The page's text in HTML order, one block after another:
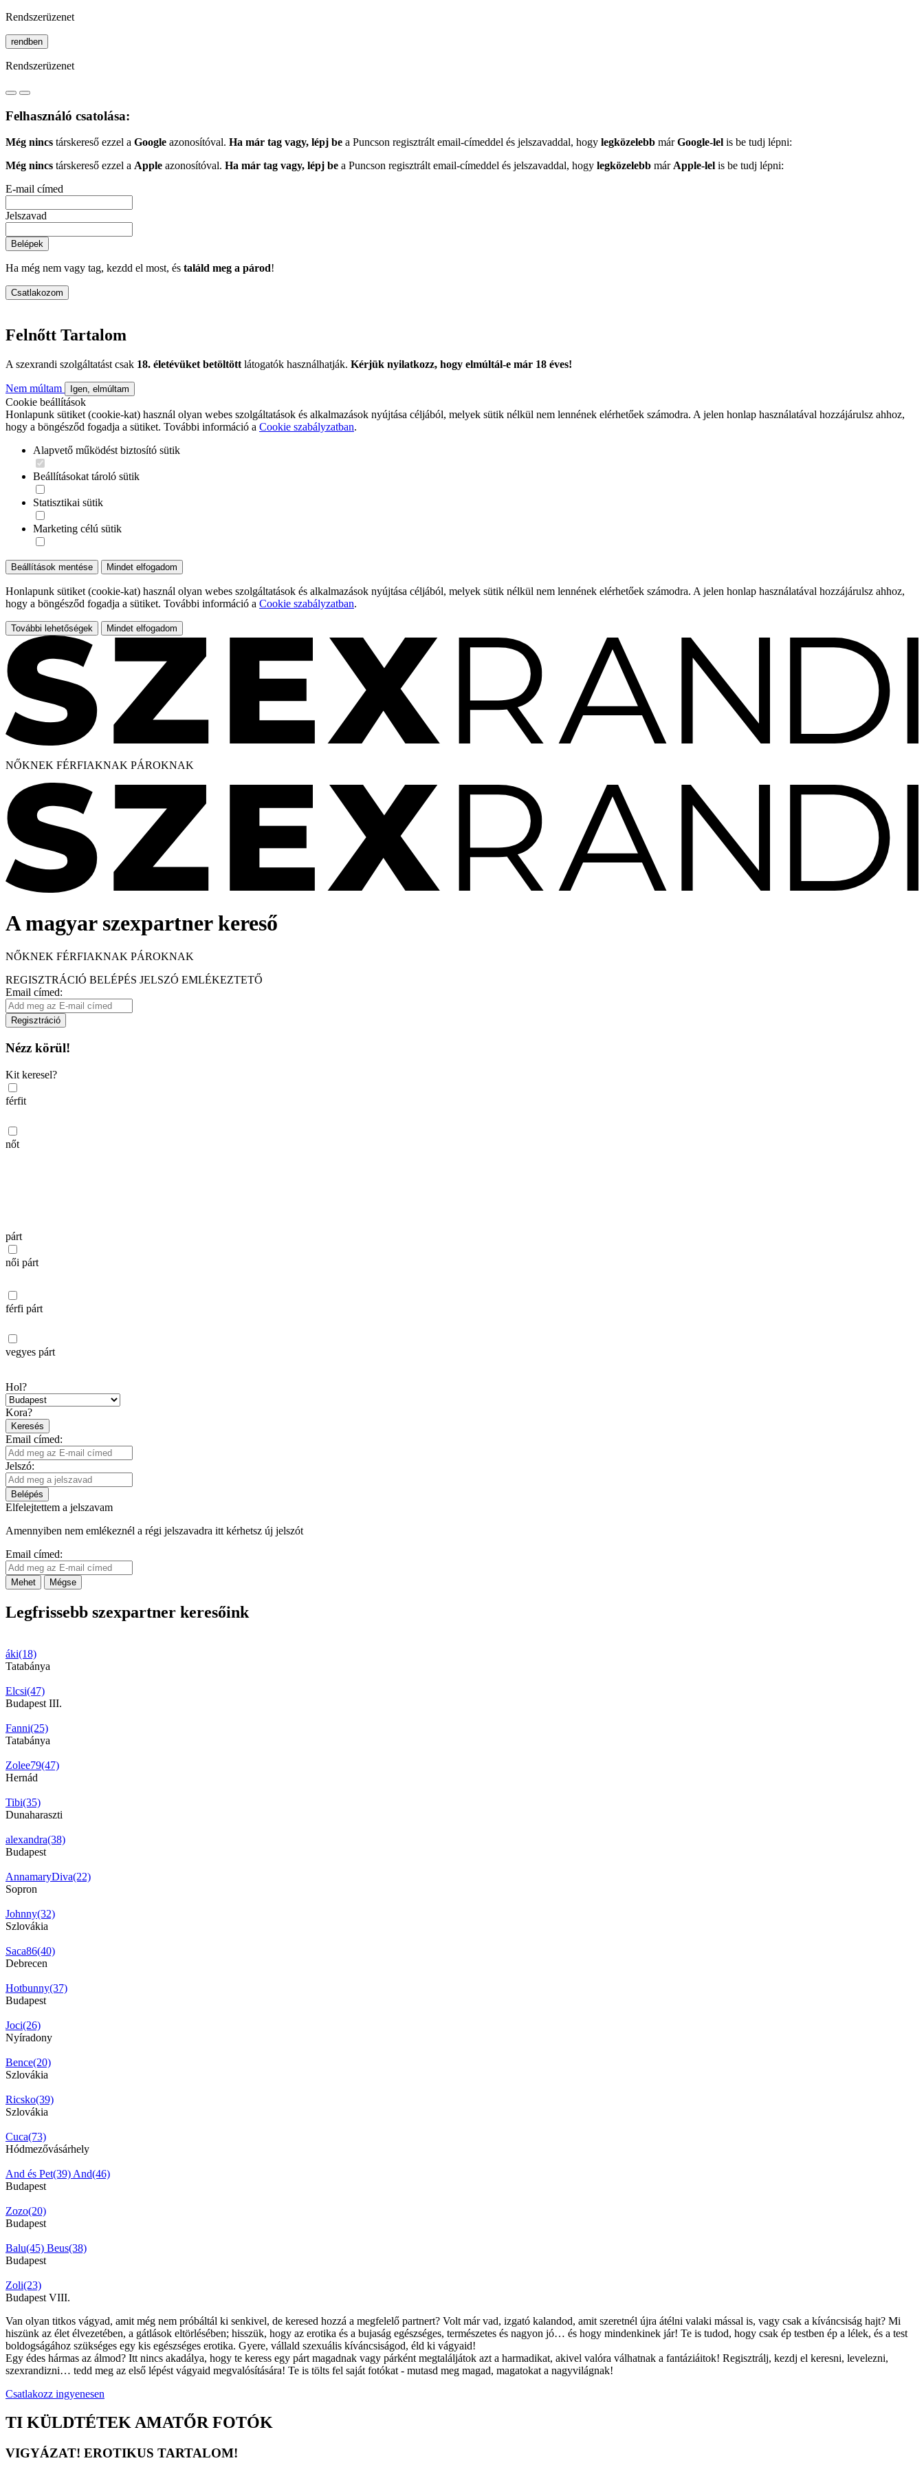
Rendszerüzenet
rendben
Rendszerüzenet
Felhasználó csatolása:
Még nincs társkereső ezzel a Google azonosítóval. Ha már tag vagy, lépj be a Puncson regisztrált email-címeddel és jelszavaddal, hogy legközelebb márGoogle-lel is be tudj lépni:
Még nincs társkereső ezzel a Apple azonosítóval. Ha már tag vagy, lépj be a Puncson regisztrált email-címeddel és jelszavaddal, hogy legközelebb márApple-lel is be tudj lépni:
E-mail címed
Jelszavad
Belépek
Ha még nem vagy tag, kezdd el most, és találd meg a párod!
Csatlakozom
Felnőtt Tartalom
A szexrandi szolgáltatást csak 18. életévüket betöltött látogatók használhatják. Kérjük nyilatkozz, hogy elmúltál-e már 18 éves!
Nem múltam Igen, elmúltam
Cookie beállítások
Honlapunk sütiket (cookie-kat) használ olyan webes szolgáltatások és alkalmazások nyújtása céljából, melyek sütik nélkül nem lennének elérhetőek számodra. A jelen honlap használatával hozzájárulsz ahhoz,
hogy a böngésződ fogadja a sütiket. További információ a Cookie szabályzatban.
Alapvető működést biztosító sütik
Beállításokat tároló sütik
Statisztikai sütik
Marketing célú sütik
Beállítások mentése Mindet elfogadom
Honlapunk sütiket (cookie-kat) használ olyan webes szolgáltatások és alkalmazások nyújtása céljából, melyek sütik nélkül nem lennének elérhetőek számodra. A jelen honlap használatával hozzájárulsz ahhoz,
hogy a böngésződ fogadja a sütiket. További információ a Cookie szabályzatban.
További lehetőségek Mindet elfogadom
NŐKNEK FÉRFIAKNAK PÁROKNAK
A magyar szexpartner kereső
NŐKNEK FÉRFIAKNAK PÁROKNAK
REGISZTRÁCIÓ BELÉPÉS JELSZÓ EMLÉKEZTETŐ
Email címed:
Regisztráció
Nézz körül!
Kit keresel?
férfit
nőt
párt
női párt
férfi párt
vegyes párt
Hol?
Kora?
Keresés
Email címed:
Jelszó:
Belépés
Elfelejtettem a jelszavam
Amennyiben nem emlékeznél a régi jelszavadra itt kérhetsz új jelszót
Email címed:
Mehet Mégse
Legfrissebb szexpartner keresőink
áki(18)
Tatabánya
Elcsi(47)
Budapest III.
Fanni(25)
Tatabánya
Zolee79(47)
Hernád
Tibi(35)
Dunaharaszti
alexandra(38)
Budapest
AnnamaryDiva(22)
Sopron
Johnny(32)
Szlovákia
Saca86(40)
Debrecen
Hotbunny(37)
Budapest
Joci(26)
Nyíradony
Bence(20)
Szlovákia
Ricsko(39)
Szlovákia
Cuca(73)
Hódmezővásárhely
And és Pet(39) And(46)
Budapest
Zozo(20)
Budapest
Balu(45) Beus(38)
Budapest
Zoli(23)
Budapest VIII.
Van olyan titkos vágyad, amit még nem próbáltál ki senkivel, de keresed hozzá a megfelelő partnert? Volt már vad, izgató kalandod, amit szeretnél újra átélni valaki mással is, vagy csak a kíváncsiság hajt? Mi
hiszünk az élet élvezetében, a gátlások eltörlésében; hisszük, hogy az erotika és a bujaság egészséges, természetes és nagyon jó… és hogy mindenkinek jár! Te is tudod, hogy csak ép testben ép a lélek, és a test
boldogságához szükséges egy kis egészséges erotika. Gyere, vállald szexuális kíváncsiságod, éld ki vágyaid!
Egy édes hármas az álmod? Itt nincs akadálya, hogy te keress egy párt magadnak vagy párként megtaláljátok azt a harmadikat, akivel valóra válhatnak a fantáziáitok! Regisztrálj, kezdj el keresni, levelezni,
szexrandizni… tedd meg az első lépést vágyaid megvalósítására! Te is tölts fel saját fotókat - mutasd meg magad, magatokat a nagyvilágnak!
Csatlakozz ingyenesen
TI KÜLDTÉTEK AMATŐR FOTÓK
VIGYÁZAT! EROTIKUS TARTALOM!